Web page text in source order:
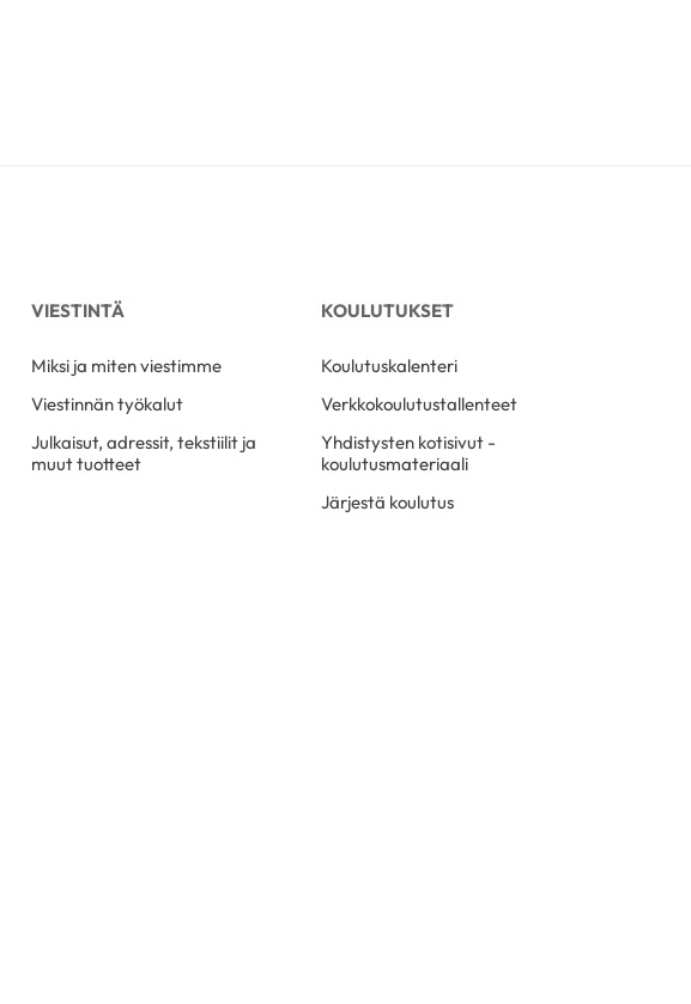
VIESTINTÄ
Miksi ja miten viestimme
Viestinnän työkalut
Julkaisut, adressit, tekstiilit ja
muut tuotteet
KOULUTUKSET
Koulutuskalenteri
Verkkokoulutustallenteet
Yhdistysten kotisivut -
koulutusmateriaali
Järjestä koulutus